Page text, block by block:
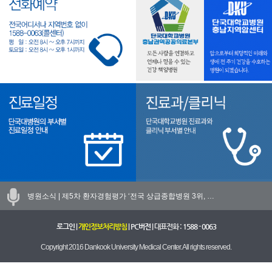
병원소식 | 제5차 환자경험평가 ‘전국 상급종합병원 3위, …
로그인| 개인정보처리방침| PC버전| 대표전화 : 1588 - 0063
Copyright 2016 Dankook University Medical Center. All rights reserved.